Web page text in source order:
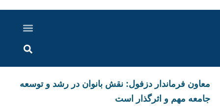
معاون فرماندار دزفول: نقش بانوان در رشد و توسعه
جامعه مهم و اثرگذار است